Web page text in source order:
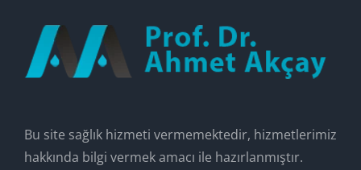
Bu site sağlık hizmeti vermemektedir, hizmetlerimiz
hakkında bilgi vermek amacı ile hazırlanmıştır.